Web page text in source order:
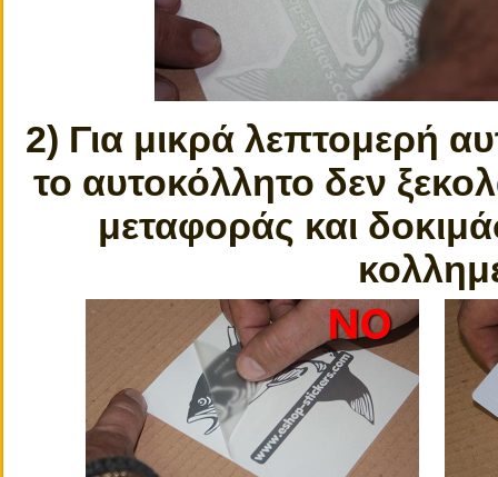
2) Για μικρά λεπτομερή
το αυτοκόλλητο δεν
μεταφοράς και